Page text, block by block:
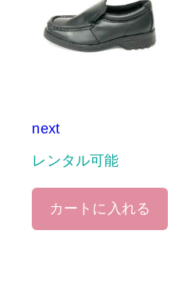
next
レンタル可能
カートに入れる